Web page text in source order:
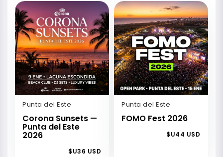
Punta del Este
Corona Sunsets —
Punta del Este
2026
$U36 USD
Punta del Este
FOMO Fest 2026
$U44 USD